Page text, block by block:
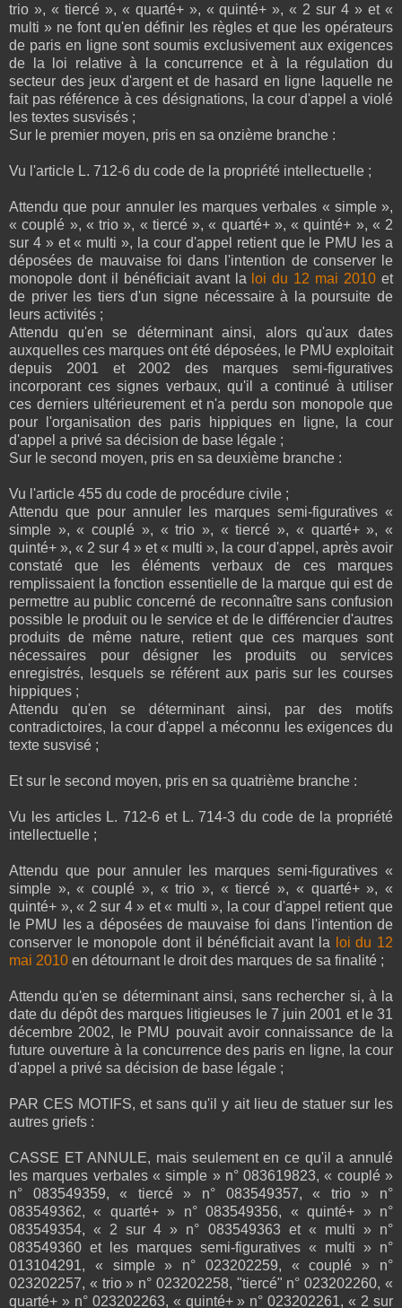
trio », « tiercé », « quarté+ », « quinté+ », « 2 sur 4 » et «
multi » ne font qu'en définir les règles et que les opérateurs
de paris en ligne sont soumis exclusivement aux exigences
de la loi relative à la concurrence et à la régulation du
secteur des jeux d'argent et de hasard en ligne laquelle ne
fait pas référence à ces désignations, la cour d'appel a violé
les textes susvisés ;
Sur le premier moyen, pris en sa onzième branche :
Vu l'article L. 712-6 du code de la propriété intellectuelle ;
Attendu que pour annuler les marques verbales « simple »,
« couplé », « trio », « tiercé », « quarté+ », « quinté+ », « 2
sur 4 » et « multi », la cour d'appel retient que le PMU les a
déposées de mauvaise foi dans l'intention de conserver le
monopole dont il bénéficiait avant la loi du 12 mai 2010 et
de priver les tiers d'un signe nécessaire à la poursuite de
leurs activités ;
Attendu qu'en se déterminant ainsi, alors qu'aux dates
auxquelles ces marques ont été déposées, le PMU exploitait
depuis 2001 et 2002 des marques semi-figuratives
incorporant ces signes verbaux, qu'il a continué à utiliser
ces derniers ultérieurement et n'a perdu son monopole que
pour l'organisation des paris hippiques en ligne, la cour
d'appel a privé sa décision de base légale ;
Sur le second moyen, pris en sa deuxième branche :
Vu l'article 455 du code de procédure civile ;
Attendu que pour annuler les marques semi-figuratives «
simple », « couplé », « trio », « tiercé », « quarté+ », «
quinté+ », « 2 sur 4 » et « multi », la cour d'appel, après avoir
constaté que les éléments verbaux de ces marques
remplissaient la fonction essentielle de la marque qui est de
permettre au public concerné de reconnaître sans confusion
possible le produit ou le service et de le différencier d'autres
produits de même nature, retient que ces marques sont
nécessaires pour désigner les produits ou services
enregistrés, lesquels se référent aux paris sur les courses
hippiques ;
Attendu qu'en se déterminant ainsi, par des motifs
contradictoires, la cour d'appel a méconnu les exigences du
texte susvisé ;
Et sur le second moyen, pris en sa quatrième branche :
Vu les articles L. 712-6 et L. 714-3 du code de la propriété
intellectuelle ;
Attendu que pour annuler les marques semi-figuratives «
simple », « couplé », « trio », « tiercé », « quarté+ », «
quinté+ », « 2 sur 4 » et « multi », la cour d'appel retient que
le PMU les a déposées de mauvaise foi dans l'intention de
conserver le monopole dont il bénéficiait avant la
loi du 12
mai 2010 en détournant le droit des marques de sa finalité ;
Attendu qu'en se déterminant ainsi, sans rechercher si, à la
date du dépôt des marques litigieuses le 7 juin 2001 et le 31
décembre 2002, le PMU pouvait avoir connaissance de la
future ouverture à la concurrence des paris en ligne, la cour
d'appel a privé sa décision de base légale ;
PAR CES MOTIFS, et sans qu'il y ait lieu de statuer sur les
autres griefs :
CASSE ET ANNULE, mais seulement en ce qu'il a annulé
les marques verbales « simple » n° 083619823, « couplé »
n° 083549359, « tiercé » n° 083549357, « trio » n°
083549362, « quarté+ » n° 083549356, « quinté+ » n°
083549354, « 2 sur 4 » n° 083549363 et « multi » n°
083549360 et les marques semi-figuratives « multi » n°
013104291, « simple » n° 023202259, « couplé » n°
023202257, « trio » n° 023202258, "tiercé" n° 023202260, «
quarté+ » n° 023202263, « quinté+ » n° 023202261, « 2 sur